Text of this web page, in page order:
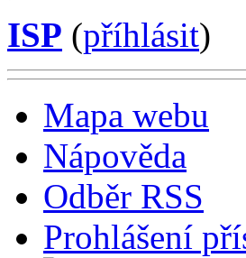
ISP (příhlásit)
Mapa webu
Nápověda
Odběr RSS
Prohlášení